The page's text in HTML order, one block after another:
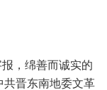
，绵善而诚实的
共晋东南地委文革